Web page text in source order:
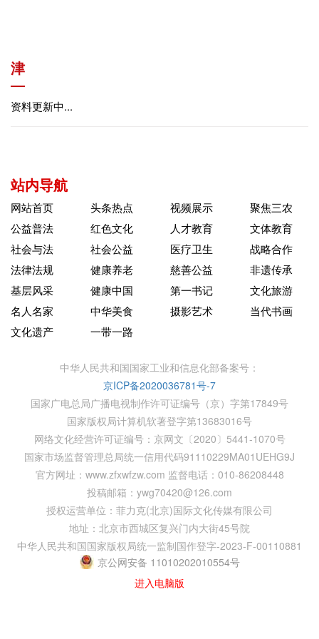
津
资料更新中...
站内导航
网站首页 头条热点 视频展示
聚焦三农
公益普法
红色文化 人才教育
文体教育
社会与法
社会公益 医疗卫生
战略合作
法律法规
健康养老 慈善公益
非遗传承
基层风采
健康中国 第一书记
文化旅游
名人名家
中华美食 摄影艺术
当代书画
文化遗产
一带一路
中华人民共和国国家工业和信息化部备案号：
京ICP备2020036781号-7
国家广电总局广播电视制作许可证编号（京）字第17849号
国家版权局计算机软著登字第13683016号
网络文化经营许可证编号：京网文〔2020〕5441-1070号
国家市场监督管理总局统一信用代码91110229MA01UEHG9J
官方网址：www.zfxwfzw.com 监督电话：010-86208448
投稿邮箱：ywg70420@126.com
授权运营单位：菲力克(北京)国际文化传媒有限公司
地址：北京市西城区复兴门内大街45号院
中华人民共和国国家版权局统一监制国作登字-2023-F-00110881
京公网安备 11010202010554号
进入电脑版